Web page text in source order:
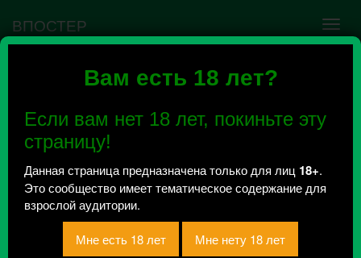
Вам есть 18 лет?
Если вам нет 18 лет, покиньте эту
страницу!
Данная страница предназначена только для лиц 18+.
Это сообщество имеет тематическое содержание для
взрослой аудитории.
ВПОСТЕР
Ошибка VK API #5
сообщества нужно авторизоваться на сервисе
повторно.
Нижневартовск 18+
(Правда о платном
сексе)